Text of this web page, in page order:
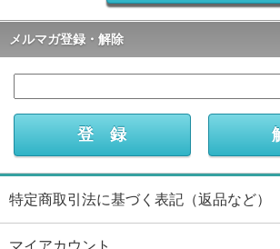
メルマガ登録・解除
特定商取引法に基づく表記（返品など）
マイアカウント